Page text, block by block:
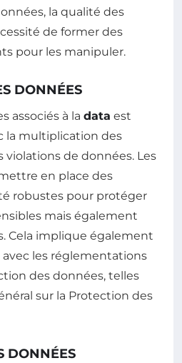
la qualité des
de former des
pour les manipuler.
DONNÉES
associés à la data est
la multiplication des
de données. Les
en place des
robustes pour protéger
mais également
Cela implique également
les réglementations
des données, telles
sur la Protection des
DONNÉES